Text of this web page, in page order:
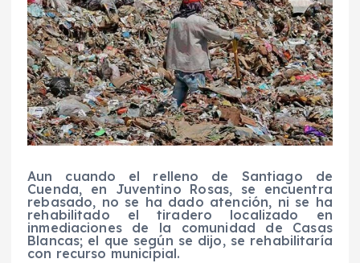
Aun cuando el relleno de Santiago de
Cuenda, en Juventino Rosas, se encuentra
rebasado, no se ha dado atención, ni se ha
rehabilitado el tiradero localizado en
inmediaciones de la comunidad de Casas
Blancas; el que según se dijo, se rehabilitaría
con recurso municipial.